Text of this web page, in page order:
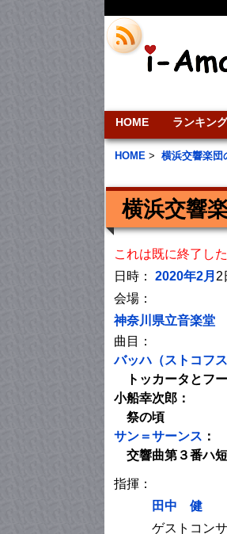
HOME ランキング
HOME > 横浜交響楽団
横浜交響
これは既に終了し
日時： 2020年2月 2
会場：
神奈川県立音楽堂
曲目：
バッハ（ストコフス
トッカータとフ
小船幸次郎：
祭の頃
サン＝サーンス ：
交響曲第３番ハ短
指揮：
田中 健
ゲストコンサ